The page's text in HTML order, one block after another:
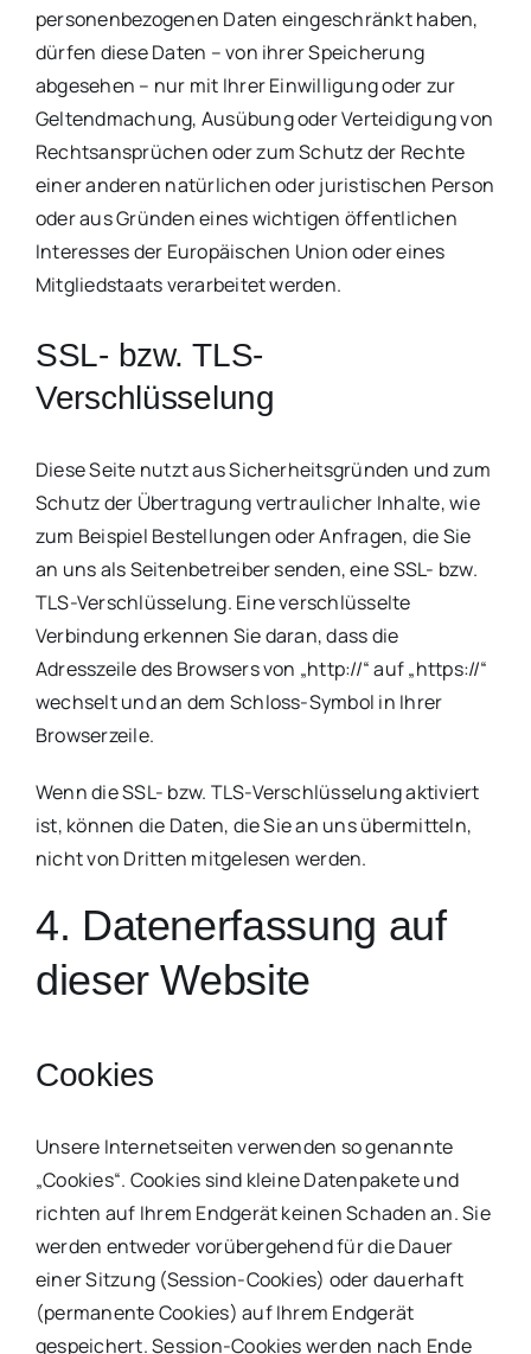
personenbezogenen Daten eingeschränkt haben,
dürfen diese Daten – von ihrer Speicherung
abgesehen – nur mit Ihrer Einwilligung oder zur
Geltendmachung, Ausübung oder Verteidigung von
Rechtsansprüchen oder zum Schutz der Rechte
einer anderen natürlichen oder juristischen Person
oder aus Gründen eines wichtigen öffentlichen
Interesses der Europäischen Union oder eines
Mitgliedstaats verarbeitet werden.
SSL- bzw. TLS-
Verschlüsselung
Diese Seite nutzt aus Sicherheitsgründen und zum
Schutz der Übertragung vertraulicher Inhalte, wie
zum Beispiel Bestellungen oder Anfragen, die Sie
an uns als Seitenbetreiber senden, eine SSL- bzw.
TLS-Verschlüsselung. Eine verschlüsselte
Verbindung erkennen Sie daran, dass die
Adresszeile des Browsers von „http://“ auf „https://“
wechselt und an dem Schloss-Symbol in Ihrer
Browserzeile.
Wenn die SSL- bzw. TLS-Verschlüsselung aktiviert
ist, können die Daten, die Sie an uns übermitteln,
nicht von Dritten mitgelesen werden.
4. Datenerfassung auf
dieser Website
Cookies
Unsere Internetseiten verwenden so genannte
„Cookies“. Cookies sind kleine Datenpakete und
richten auf Ihrem Endgerät keinen Schaden an. Sie
werden entweder vorübergehend für die Dauer
einer Sitzung (Session-Cookies) oder dauerhaft
(permanente Cookies) auf Ihrem Endgerät
gespeichert. Session-Cookies werden nach Ende